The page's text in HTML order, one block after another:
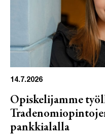
14.7.2026
Opiskelijamme
pankkialalla